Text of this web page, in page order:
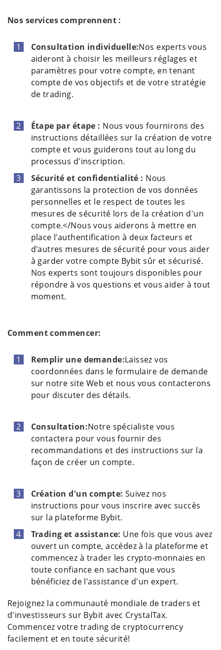
Nos services comprennent :
Consultation individuelle:Nos experts vous
aideront à choisir les meilleurs réglages et
paramètres pour votre compte, en tenant
compte de vos objectifs et de votre stratégie
de trading.
Étape par étape : Nous vous fournirons des
instructions détaillées sur la création de votre
compte et vous guiderons tout au long du
processus d'inscription.
Sécurité et confidentialité : Nous
garantissons la protection de vos données
personnelles et le respect de toutes les
mesures de sécurité lors de la création d'un
compte.</Nous vous aiderons à mettre en
place l'authentification à deux facteurs et
d'autres mesures de sécurité pour vous aider
à garder votre compte Bybit sûr et sécurisé.
Nos experts sont toujours disponibles pour
répondre à vos questions et vous aider à tout
moment.
Comment commencer:
Remplir une demande:Laissez vos
coordonnées dans le formulaire de demande
sur notre site Web et nous vous contacterons
pour discuter des détails.
Consultation:Notre spécialiste vous
contactera pour vous fournir des
recommandations et des instructions sur la
façon de créer un compte.
Création d'un compte: Suivez nos
instructions pour vous inscrire avec succès
sur la plateforme Bybit.
Trading et assistance: Une fois que vous avez
ouvert un compte, accédez à la plateforme et
commencez à trader les crypto-monnaies en
toute confiance en sachant que vous
bénéficiez de l'assistance d'un expert.
Rejoignez la communauté mondiale de traders et
d'investisseurs sur Bybit avec CrystalTax.
Commencez votre trading de cryptocurrency
facilement et en toute sécurité!